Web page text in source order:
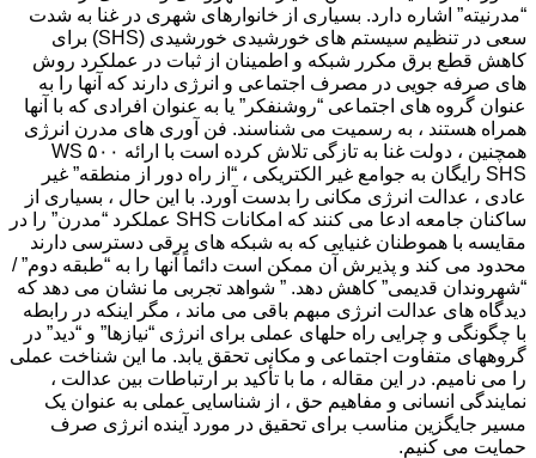
“مدرنیته” اشاره دارد. بسیاری از خانوارهای شهری در غنا به شدت
سعی در تنظیم سیستم های خورشیدی خورشیدی (SHS) برای
کاهش قطع برق مکرر شبکه و اطمینان از ثبات در عملکرد روش
های صرفه جویی در مصرف اجتماعی و انرژی دارند که آنها را به
عنوان گروه های اجتماعی “روشنفکر” یا به عنوان افرادی که با آنها
همراه هستند ، به رسمیت می شناسند. فن آوری های مدرن انرژی
همچنین ، دولت غنا به تازگی تلاش کرده است با ارائه ۵۰۰ WS
SHS رایگان به جوامع غیر الکتریکی ، “از راه دور از منطقه” غیر
عادی ، عدالت انرژی مکانی را بدست آورد. با این حال ، بسیاری از
ساکنان جامعه ادعا می کنند که امکانات SHS عملکرد “مدرن” را در
مقایسه با هموطنان غنیایی که به شبکه های برقی دسترسی دارند
محدود می کند و پذیرش آن ممکن است دائماً آنها را به “طبقه دوم” /
“شهروندان قدیمی” کاهش دهد. ” شواهد تجربی ما نشان می دهد که
دیدگاه های عدالت انرژی مبهم باقی می ماند ، مگر اینکه در رابطه
با چگونگی و چرایی راه حلهای عملی برای انرژی “نیازها” و “دید” در
گروههای متفاوت اجتماعی و مکانی تحقق یابد. ما این شناخت عملی
را می نامیم. در این مقاله ، ما با تأکید بر ارتباطات بین عدالت ،
نمایندگی انسانی و مفاهیم حق ، از شناسایی عملی به عنوان یک
مسیر جایگزین مناسب برای تحقیق در مورد آینده انرژی صرف
حمایت می کنیم.